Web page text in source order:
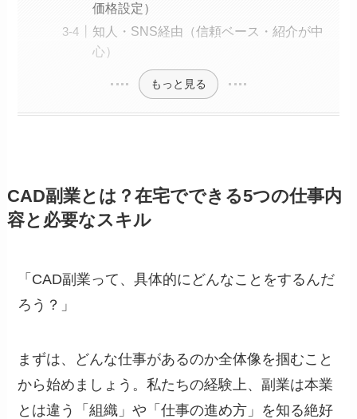
価格設定）
知人・SNS経由（信頼ベース・紹介が中
心）
もっと見る
CAD副業とは？在宅でできる5つの仕事内
容と必要なスキル
「CAD副業って、具体的にどんなことをするんだ
ろう？」
まずは、どんな仕事があるのか全体像を掴むこと
から始めましょう。私たちの経験上、副業は本業
とは違う「組織」や「仕事の進め方」を知る絶好